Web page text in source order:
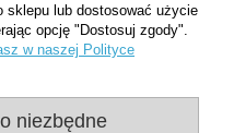
lub dostosować użycie
opcję "Dostosuj zgody".
w naszej Polityce
niezbędne